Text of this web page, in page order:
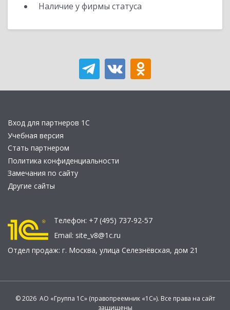
Наличие у фирмы статуса
Вход для партнеров 1С
Учебная версия
Стать партнером
Политика конфиденциальности
Замечания по сайту
Другие сайты
Телефон: +7 (495) 737-92-57
Email: site_v8@1c.ru
Отдел продаж: г. Москва, улица Селезнёвская, дом 21
© 2026 АО «Группа 1С» (правопреемник «1С»). Все права на сайт
защищены